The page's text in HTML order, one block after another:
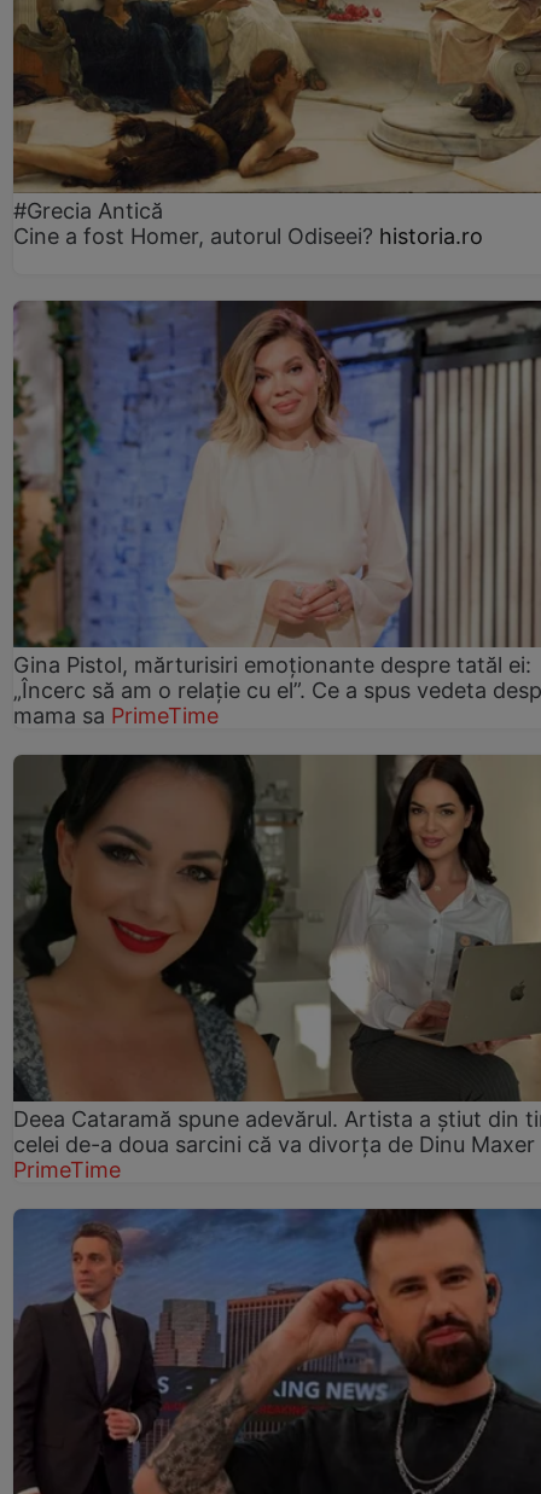
#Grecia Antică
Cine a fost Homer, autorul Odiseei? historia.ro
Gina Pistol, mărturisiri emoționante despre tatăl ei:
„Încerc să am o relație cu el”. Ce a spus vedeta
mama sa PrimeTime
Deea Cataramă spune adevărul. Artista a știut din
celei de-a doua sarcini că va divorța de Dinu Maxer
PrimeTime